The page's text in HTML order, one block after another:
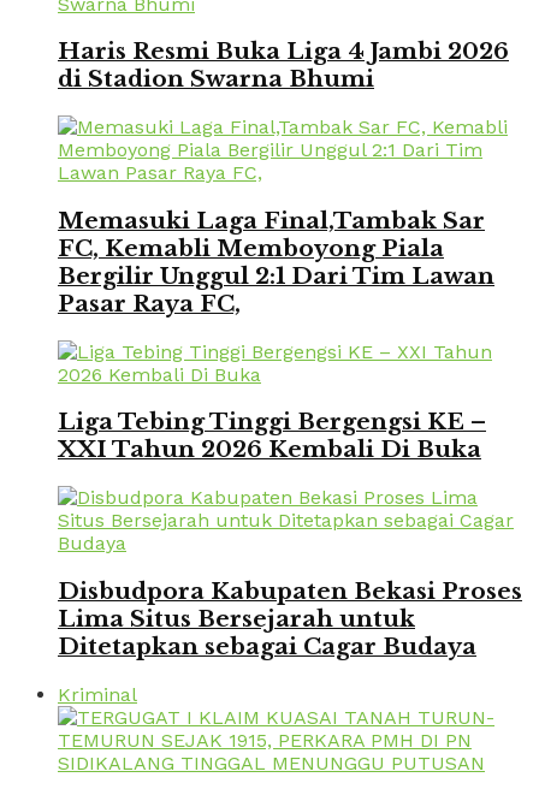
Haris Resmi Buka Liga 4 Jambi 2026
di Stadion Swarna Bhumi
Memasuki Laga Final,Tambak Sar
FC, Kemabli Memboyong Piala
Bergilir Unggul 2:1 Dari Tim Lawan
Pasar Raya FC,
Liga Tebing Tinggi Bergengsi KE –
XXI Tahun 2026 Kembali Di Buka
Disbudpora Kabupaten Bekasi Proses
Lima Situs Bersejarah untuk
Ditetapkan sebagai Cagar Budaya
Kriminal